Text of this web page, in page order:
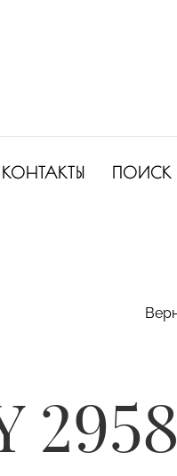
КОНТАКТЫ ПОИСК